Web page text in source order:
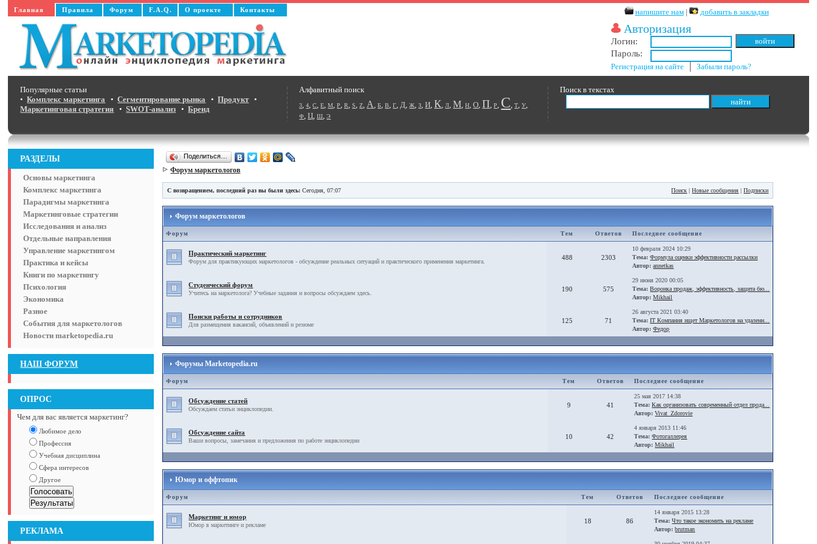
Главная Правила Форум F.A.Q. О проекте Контакты напишите нам| добавить в закладки
Авторизация
Логин:
Пароль:
Регистрация на сайте │Забыли пароль?
Поиск в текстах
Алфавитный поиск
3,4,C,E,M,P,R,S,Z,А,Б,В,Г,Д,Ж,З,И,К,Л,М,Н,О,П,Р, С,Т,У,
Ф,Ц,Ш,Э
Популярные статьи
•Комплекс маркетинга •Сегментирование рынка •Продукт•
Маркетинговая стратегия •SWOT-анализ •Бренд
РАЗДЕЛЫ
Основы маркетинга
Комплекс маркетинга
Парадигмы маркетинга
Маркетинговые стратегии
Исследования и анализ
Отдельные направления
Управление маркетингом
Практика и кейсы
Книги по маркетингу
Психология
Экономика
Разное
События для маркетологов
Новости marketopedia.ru
НАШ ФОРУМ
ОПРОС
Чем для вас является маркетинг?
Любимое дело
Профессия
Учебная дисциплина
Сфера интересов
Другое
РЕКЛАМА
Поделиться…
Форум маркетологов
С возвращением, последний раз вы были здесь: Сегодня, 07:07 Поиск |Новые сообщения |Подписки
Форум маркетологов
Форум Тем Ответов Последнее сообщение
Практический маркетинг
Форум для практикующих маркетологов - обсуждение реальных ситуаций и практического применения маркетинга.
488 2303
10 февраля 2024 10:29
Тема: Формула оценки эффективности рассылки
Автор: annetkas
Студенческий форум
Учитесь на маркетолога? Учебные задания и вопросы обсуждаем здесь.
190 575
29 июня 2020 00:05
Тема: Воронка продаж, эффективность, защита бю...
Автор: Mikhail
Поиски работы и сотрудников
Для размещения вакансий, объявлений и резюме
125 71
26 августа 2021 03:40
Тема: IT Компания ищет Маркетологов на удаленн...
Автор: Федор
Форумы Marketopedia.ru
Форум Тем Ответов Последнее сообщение
Обсуждение статей
Обсуждаем статьи энциклопедии.
9 41
25 мая 2017 14:38
Тема: Как организовать современный отдел прода...
Автор: Vivat_Zdorovie
Обсуждение сайта
Ваши вопросы, замечания и предложения по работе энциклопедии
10 42
4 января 2013 11:46
Тема: Фотогаллерея
Автор: Mikhail
Юмор и оффтопик
Форум Тем Ответов Последнее сообщение
Маркетинг и юмор
Юмор в маркетинге и рекламе
18 86
14 января 2015 13:28
Тема: Что такое экономить на рекламе
Автор: brutman